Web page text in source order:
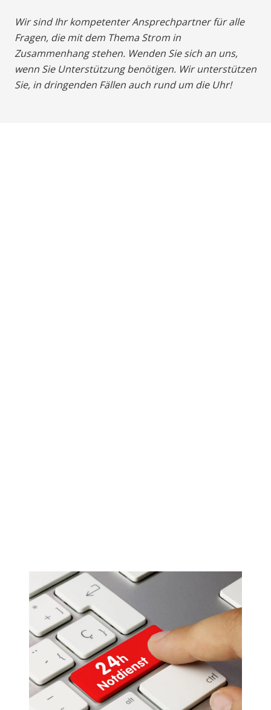
Wir sind Ihr kompetenter Ansprechpartner für alle
Fragen, die mit dem Thema Strom in
Zusammenhang stehen. Wenden Sie sich an uns,
wenn Sie Unterstützung benötigen. Wir unterstützen
Sie, in dringenden Fällen auch rund um die Uhr!